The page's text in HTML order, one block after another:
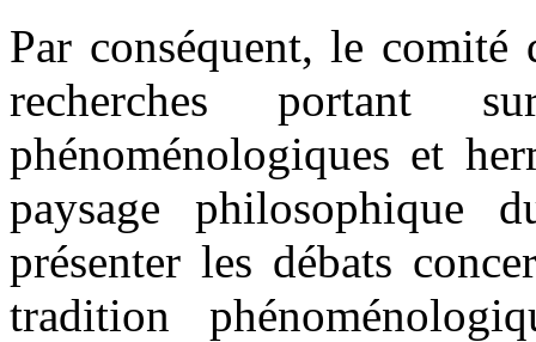
Par conséquent, le
recherches portant
phénoménologiques et
paysage philosophique
présenter les débats
tradition